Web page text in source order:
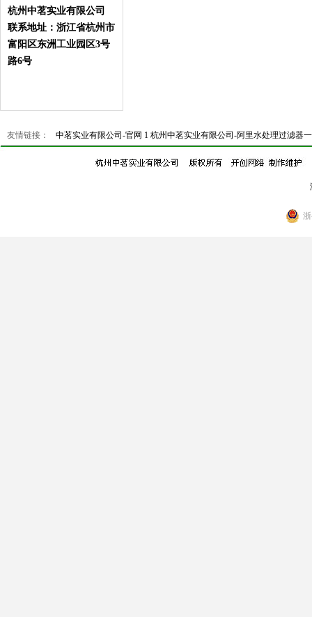
杭州中茗实业有限公司
联系地址：浙江省杭州市
富阳区东洲工业园区3号
路6号
友情链接： 中茗实业有限公司-官网 1 杭州中茗实业有限公司-阿里水处理过滤器